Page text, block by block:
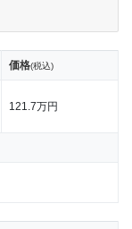
価格(税込)
121.7万円